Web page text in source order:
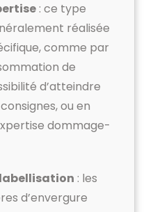
: ce type
réalisée
comme par
de
d’atteindre
ou en
dommage-
: les
d’envergure